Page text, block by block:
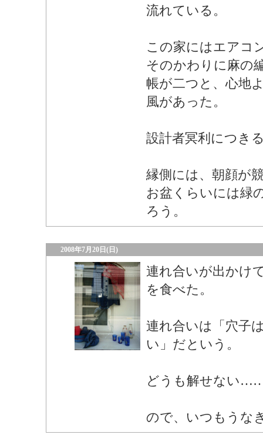
流れている。
この家にはエアコ
そのかわりに麻の
帳が二つと、心地
風があった。
設計者冥利につき
縁側には、朝顔が
お盆くらいには緑
ろう。
2008年7月20日(日)
連れ合いが出かけ
を食べた。
連れ合いは「穴子
い」だという。
どうも解せない
ので、いつもうな